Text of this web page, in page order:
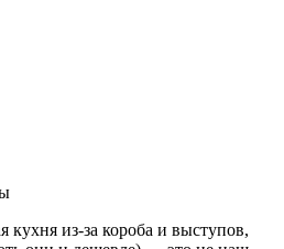
кухня из-за короба и выступов,